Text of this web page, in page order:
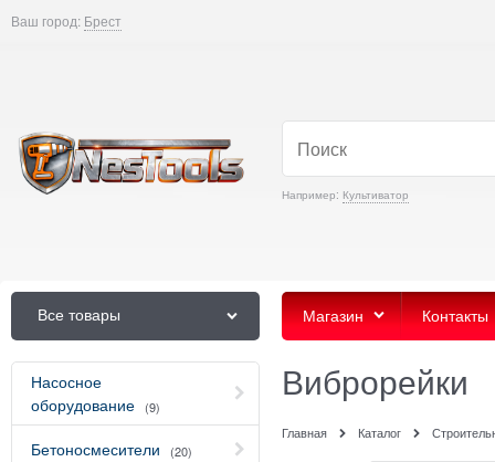
Ваш город: Брест
Например: Культиватор
Все товары Магазин Контакты
Насосное
оборудование
(9)
Бетоносмесители (20)
Виброрейки
Главная Каталог